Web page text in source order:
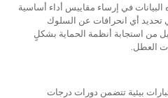
البيانات في إرساء مقاييس أداء أساسية
تحديد أي انحرافات عن السلوك
من استجابة أنظمة الحماية بشكلٍ
العطل.
بيئية تتضمن دورات درجات